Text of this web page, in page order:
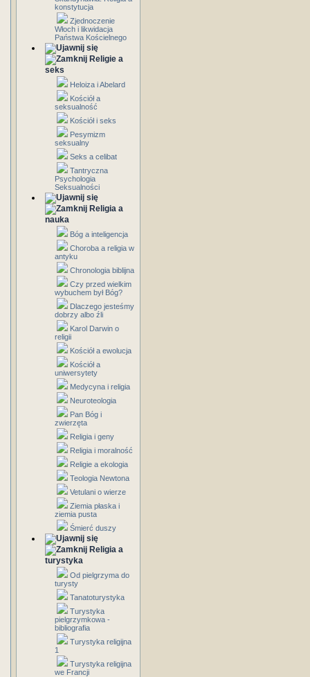
konstytucja
Zjednoczenie
Włoch i likwidacja
Państwa Kościelnego
Religie a
seks
Heloiza i Abelard
Kościół a
seksualność
Kościół i seks
Pesymizm
seksualny
Seks a celibat
Tantryczna
Psychologia
Seksualności
Religia a
nauka
Bóg a inteligencja
Choroba a religia w
antyku
Chronologia biblijna
Czy przed wielkim
wybuchem był Bóg?
Dlaczego jesteśmy
dobrzy albo źli
Karol Darwin o
religii
Kościół a ewolucja
Kościół a
uniwersytety
Medycyna i religia
Neuroteologia
Pan Bóg i
zwierzęta
Religia i geny
Religia i moralność
Religie a ekologia
Teologia Newtona
Vetulani o wierze
Ziemia płaska i
ziemia pusta
Śmierć duszy
Religia a
turystyka
Od pielgrzyma do
turysty
Tanatoturystyka
Turystyka
pielgrzymkowa -
bibliografia
Turystyka religijna
1
Turystyka religijna
we Francji